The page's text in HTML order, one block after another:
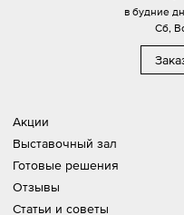
Акции
Выставочный зал
Готовые решения
Отзывы
Статьи и советы
в будние
Сб,